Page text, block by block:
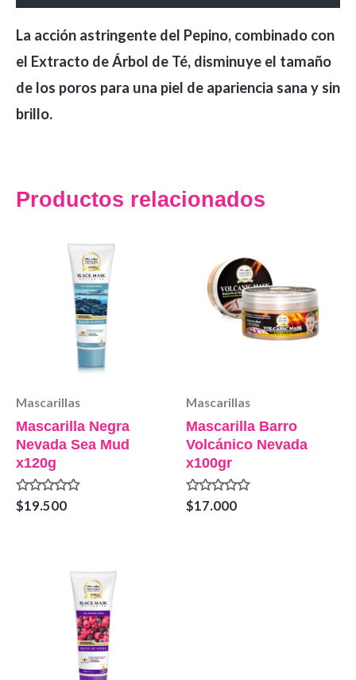
La acción astringente del Pepino, combinado con
el Extracto de Árbol de Té, disminuye el tamaño
de los poros para una piel de apariencia sana y sin
brillo.
Productos relacionados
Mascarillas
Mascarilla Negra
Nevada Sea Mud
x120g
Valorado
en
$19.500
Mascarillas
Mascarilla Barro
Volcánico Nevada
x100gr
Valorado
en
$17.000